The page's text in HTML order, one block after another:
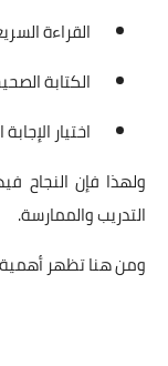
القراءة
الكتابة
اختيار
ولهذا فإن النجاح
التدريب والممارسة.
ومن هنا تظهر أهمية